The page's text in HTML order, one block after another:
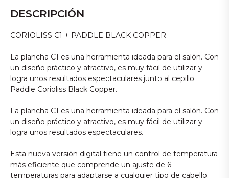
DESCRIPCIÓN
CORIOLISS C1 + PADDLE BLACK COPPER
La plancha C1 es una herramienta ideada para el salón. Con
un diseño práctico y atractivo, es muy fácil de utilizar y
logra unos resultados espectaculares junto al cepillo
Paddle Corioliss Black Copper.
La plancha C1 es una herramienta ideada para el salón. Con
un diseño práctico y atractivo, es muy fácil de utilizar y
logra unos resultados espectaculares.
Esta nueva versión digital tiene un control de temperatura
más eficiente que comprende un ajuste de 6
temperaturas para adaptarse a cualquier tipo de cabello.